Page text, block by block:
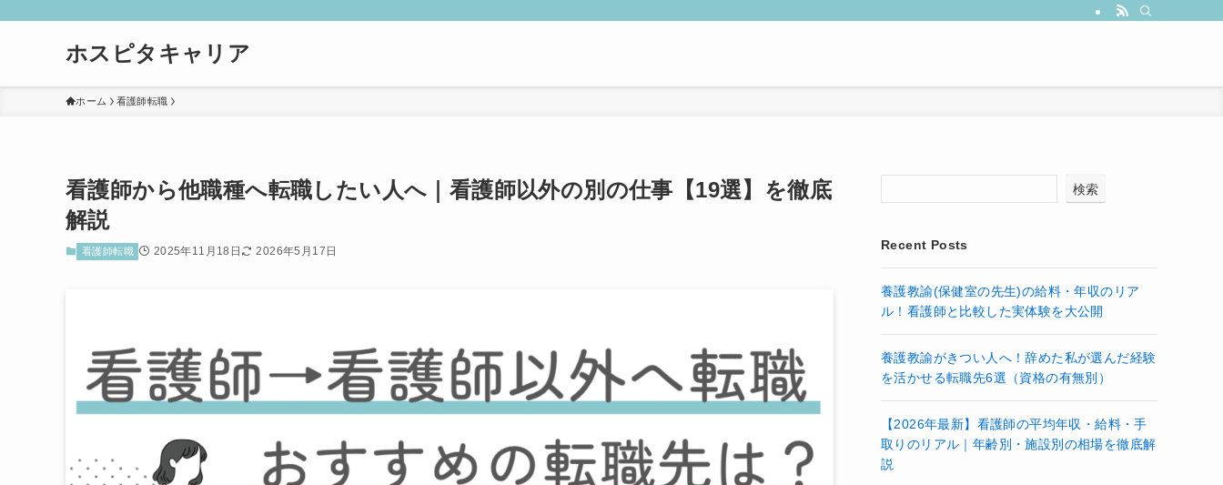
ホスピタキャリア
ホーム 看護師転職
看護師から他職種へ転職したい人へ｜看護師以外の別の仕事【19選】を徹底
解説
看護師転職 2025年11月18日 2026年5月17日
検索
Recent Posts
養護教諭(保健室の先生)の給料・年収のリア
ル！看護師と比較した実体験を大公開
養護教諭がきつい人へ！辞めた私が選んだ経験
を活かせる転職先6選（資格の有無別）
【2026年最新】看護師の平均年収・給料・手
取りのリアル｜年齢別・施設別の相場を徹底解
説